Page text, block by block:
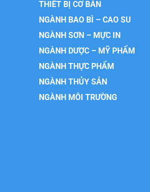
THIẾT BỊ CƠ BẢN
NGÀNH BAO BÌ – CAO SU
NGÀNH SƠN – MỰC IN
NGÀNH DƯỢC – MỸ PHẨM
NGÀNH THỰC PHẨM
NGÀNH THỦY SẢN
NGÀNH MÔI TRƯỜNG